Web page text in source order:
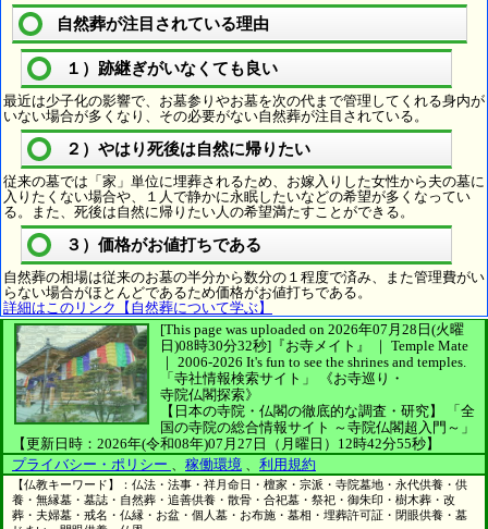
自然葬が注目されている理由
１）跡継ぎがいなくても良い
最近は少子化の影響で、お墓参りやお墓を次の代まで管理してくれる身内が
いない場合が多くなり、その必要がない自然葬が注目されている。
２）やはり死後は自然に帰りたい
従来の墓では「家」単位に埋葬されるため、お嫁入りした女性から夫の墓に
入りたくない場合や、１人で静かに永眠したいなどの希望が多くなってい
る。また、死後は自然に帰りたい人の希望満たすことができる。
３）価格がお値打ちである
自然葬の相場は従来のお墓の半分から数分の１程度で済み、また管理費がい
らない場合がほとんどであるため価格がお値打ちである。
詳細はこのリンク【自然葬について学ぶ】
[This page was uploaded on 2026年07月28日(火曜
日)08時30分32秒] 『お寺メイト』 ｜ Temple Mate
｜ 2006-2026 It's fun to see the shrines and temples.
「寺社情報検索サイト」
《お寺巡り・
寺院仏閣探索》
【日本の寺院・仏閣の徹底的な調査・研究】
「全
国の寺院の総合情報サイト ～寺院仏閣超入門～」
【更新日時：2026年(令和08年)07月27日（月曜日）12時42分55秒】
プライバシー・ポリシー
稼働環境 利用規約
【仏教キーワード】：仏法・法事・祥月命日・檀家・宗派・寺院墓地・永代供養・供
養・無縁墓・墓誌・自然葬・追善供養・散骨・合祀墓・祭祀・御朱印・樹木葬・改
葬・夫婦墓・戒名・仏縁・お盆・個人墓・お布施・墓相・埋葬許可証・閉眼供養・墓